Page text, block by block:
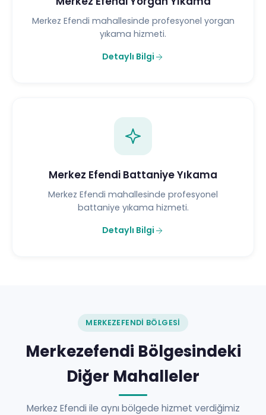
Merkez Efendi mahallesinde profesyonel yorgan
yıkama hizmeti.
Detaylı Bilgi
Merkez Efendi Battaniye Yıkama
Merkez Efendi mahallesinde profesyonel
battaniye yıkama hizmeti.
Detaylı Bilgi
MERKEZEFENDI BÖLGESI
Merkezefendi Bölgesindeki
Diğer Mahalleler
Merkez Efendi ile aynı bölgede hizmet verdiğimiz